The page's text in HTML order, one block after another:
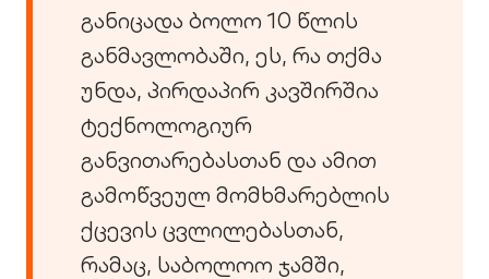
განიცადა ბოლო 10 წლის
განმავლობაში, ეს, რა თქმა
უნდა, პირდაპირ კავშირშია
ტექნოლოგიურ
განვითარებასთან და ამით
გამოწვეულ მომხმარებლის
ქცევის ცვლილებასთან,
რამაც, საბოლოო ჯამში,